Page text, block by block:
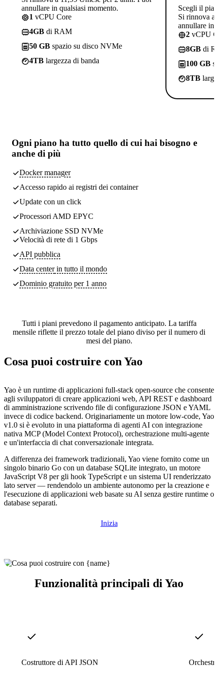
annullare in qualsiasi momento.
1 vCPU Core
4GB di RAM
50 GB spazio su disco NVMe
4TB largezza di banda
Scegli il
Si rinnova a
annullare in
2 vCPU
8GB di
100 GB
8TB
Ogni piano ha tutto quello di cui hai bisogno e
anche di più
Docker manager
Accesso rapido ai registri dei container
Update con un click
Processori AMD EPYC
Archiviazione SSD NVMe
Velocità di rete di 1 Gbps
API pubblica
Data centerin tutto il mondo
Dominio gratuito per 1 anno
Tutti i piani prevedono il pagamento anticipato. La tariffa
mensile riflette il prezzo totale del piano diviso per il numero di
mesi del piano.
Cosa puoi costruire con Yao
Yao è un runtime di applicazioni full-stack open-source che consente
agli sviluppatori di creare applicazioni web, API REST e dashboard
di amministrazione scrivendo file di configurazione JSON e YAML
invece di codice backend. Originariamente un motore low-code, Yao
v1.0 si è evoluto in una piattaforma di agenti AI con integrazione
nativa MCP (Model Context Protocol), orchestrazione multi-agente
e un'interfaccia di chat conversazionale integrata.
A differenza dei framework tradizionali, Yao viene fornito come un
singolo binario Go con un database SQLite integrato, un motore
JavaScript V8 per gli hook TypeScript e un sistema UI renderizzato
lato server — rendendolo un ambiente autonomo per la creazione e
l'esecuzione di applicazioni web basate su AI senza gestire runtime o
database separati.
Inizia
Funzionalità principali di Yao
Costruttore di API JSON